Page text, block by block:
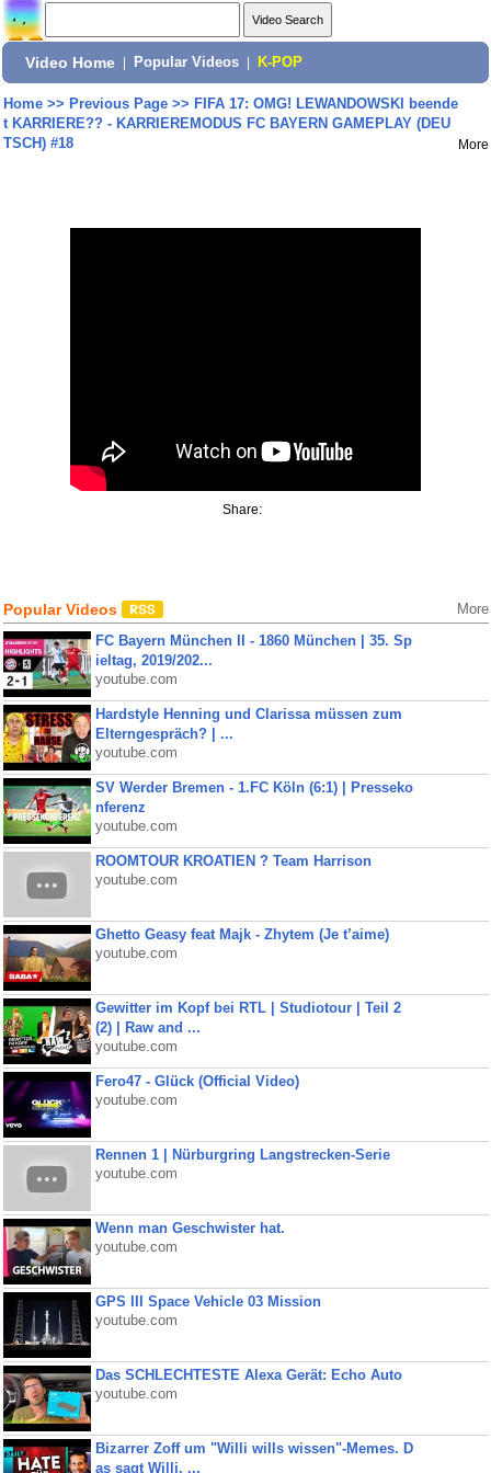
Video Home Popular Videos K-POP
Home>> Previous Page>> FIFA 17: OMG! LEWANDOWSKI beende
t KARRIERE?? - KARRIEREMODUS FC BAYERN GAMEPLAY (DEU
TSCH) #18
More
Share:
Popular Videos More
FC Bayern München II - 1860 München | 35. Sp
ieltag, 2019/202...
youtube.com
Hardstyle Henning und Clarissa müssen zum
Elterngespräch? | ...
youtube.com
SV Werder Bremen - 1.FC Köln (6:1) | Presseko
nferenz
youtube.com
ROOMTOUR KROATIEN ? Team Harrison
youtube.com
Ghetto Geasy feat Majk - Zhytem (Je t’aime)
youtube.com
Gewitter im Kopf bei RTL | Studiotour | Teil 2
(2) | Raw and ...
youtube.com
Fero47 - Glück (Official Video)
youtube.com
Rennen 1 | Nürburgring Langstrecken-Serie
youtube.com
Wenn man Geschwister hat.
youtube.com
GPS III Space Vehicle 03 Mission
youtube.com
Das SCHLECHTESTE Alexa Gerät: Echo Auto
youtube.com
Bizarrer Zoff um "Willi wills wissen"-Memes. D
as sagt Willi. ...